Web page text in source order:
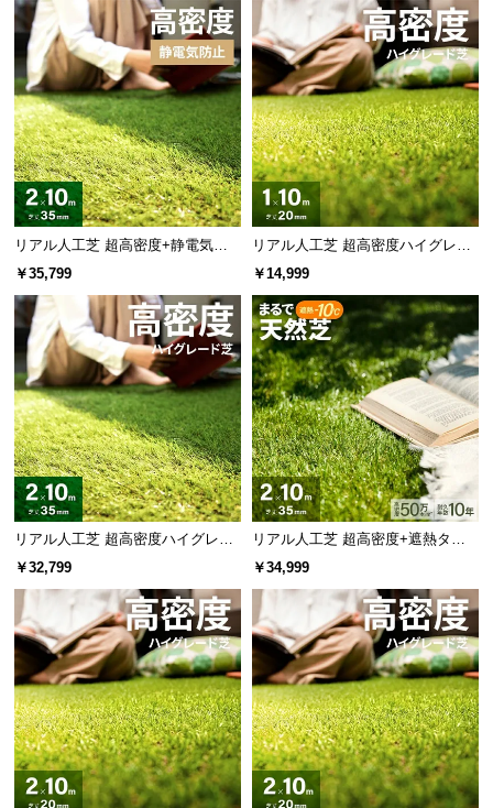
リアル人工芝 超高密度+静電気防
止 高耐久タイプ・質感追求 芝丈35
mm 2×10m 防草シート付
￥35,799
リアル人工芝 超高密度ハイグレー
ド 高耐久タイプ・質感追求 芝丈20
mm 1×10m 防草シート付
￥14,999
リアル人工芝 超高密度ハイグレー
ド 高耐久タイプ・質感追求 芝丈35
￥32,799
リアル人工芝 超高密度+遮熱タイ
プ 高耐久・質感を追求 芝丈35m
￥34,999